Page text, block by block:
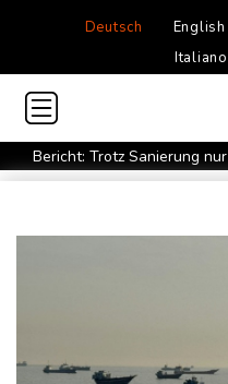
Deutsch English
Italiano
Bericht: Trotz Sanierung
und Berlin pünktlich
Im EM-Becken: Berkhahn